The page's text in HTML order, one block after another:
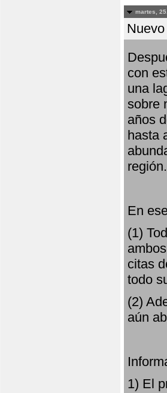
martes,
con
una
sobre
años
hasta
región.
En
(1)
citas
todo
(2)
aún
1) El